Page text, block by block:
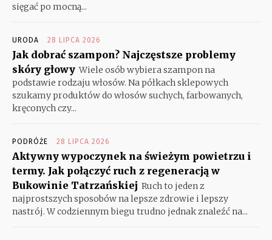
sięgać po mocną...
URODA 28 LIPCA 2026
Jak dobrać szampon? Najczęstsze problemy
skóry głowy Wiele osób wybiera szampon na
podstawie rodzaju włosów. Na półkach sklepowych
szukamy produktów do włosów suchych, farbowanych,
kręconych czy...
PODRÓŻE 28 LIPCA 2026
Aktywny wypoczynek na świeżym powietrzu i
termy. Jak połączyć ruch z regeneracją w
Bukowinie Tatrzańskiej Ruch to jeden z
najprostszych sposobów na lepsze zdrowie i lepszy
nastrój. W codziennym biegu trudno jednak znaleźć na...